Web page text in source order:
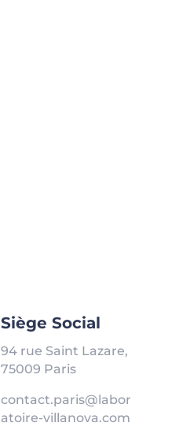
Siège Social
94 rue Saint Lazare,
75009 Paris
contact.paris@labor
atoire-villanova.com